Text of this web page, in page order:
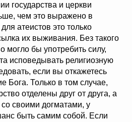
государства и церкви
чем это выражено в
атеистов это только
их выживания. Без такого
могло бы употребить силу,
исповедывать религиозную
если вы откажетесь
Бога. Только в том случае,
отделены друг от друга, а
своими догматами, у
быть самим собой. Если